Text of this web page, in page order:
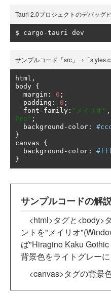
Tauri 2.0プロジェクトのデバッグ
$ cargo -tauri dev
サンプルコード「src」→「
html ,
body {
  margin
: 0 ;
  padding
: 0 ;
  font
- family : "メイリオ" ,
Pro" ;
  background
- color :
}
canvas {
  background
- color :
}
サンプルコードの解
<html>タグと<body>
ントを"メイリオ
ば"Hiragino Kaku Gothic
背景色をライトグレーに
<canvas>タグの背景